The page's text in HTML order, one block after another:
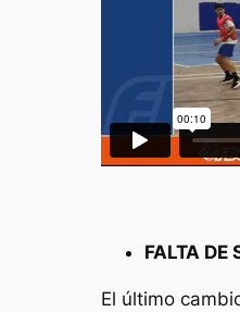
FALTA DE
El último